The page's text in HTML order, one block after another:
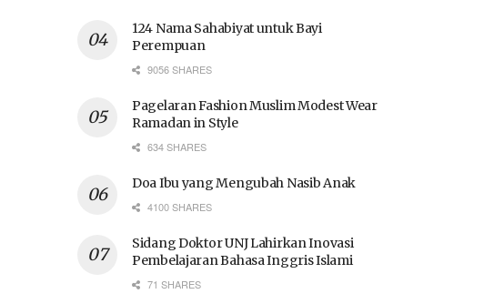
124 Nama Sahabiyat untuk Bayi
Perempuan
9056 SHARES
Pagelaran Fashion Muslim Modest Wear
Ramadan in Style
634 SHARES
Doa Ibu yang Mengubah Nasib Anak
4100 SHARES
Sidang Doktor UNJ Lahirkan Inovasi
Pembelajaran Bahasa Inggris Islami
71 SHARES